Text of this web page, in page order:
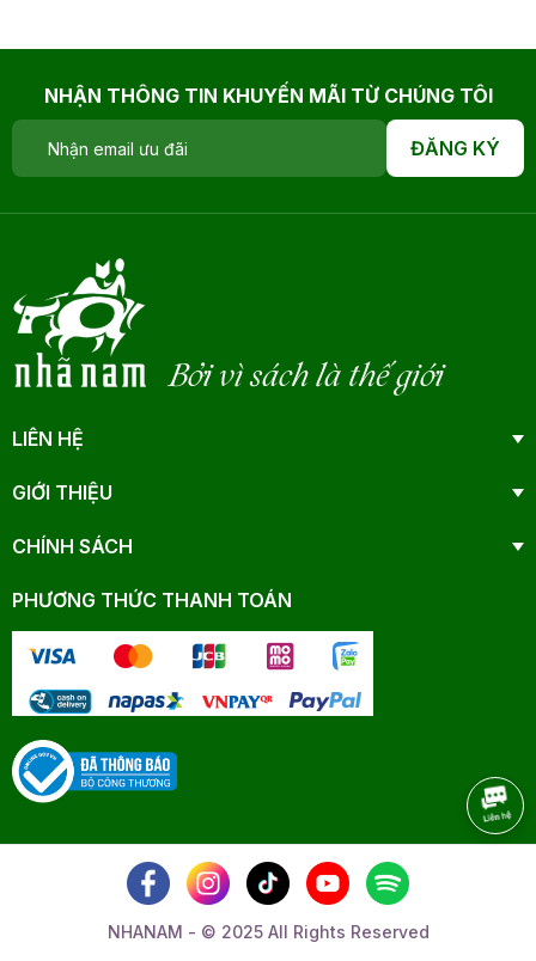
NHẬN THÔNG TIN KHUYẾN MÃI TỪ CHÚNG TÔI
ĐĂNG KÝ
Bởi vì sách là thế giới
LIÊN HỆ
GIỚI THIỆU
CHÍNH SÁCH
PHƯƠNG THỨC THANH TOÁN
NHANAM - © 2025 All Rights Reserved